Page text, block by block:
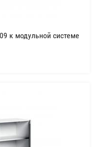
к модульной системе